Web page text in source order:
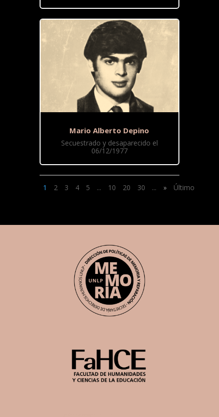
Mario Alberto Depino
Secuestrado y desaparecido el
06/12/1977
1 2 3 4 5 ... 10 20 30 ... » Último